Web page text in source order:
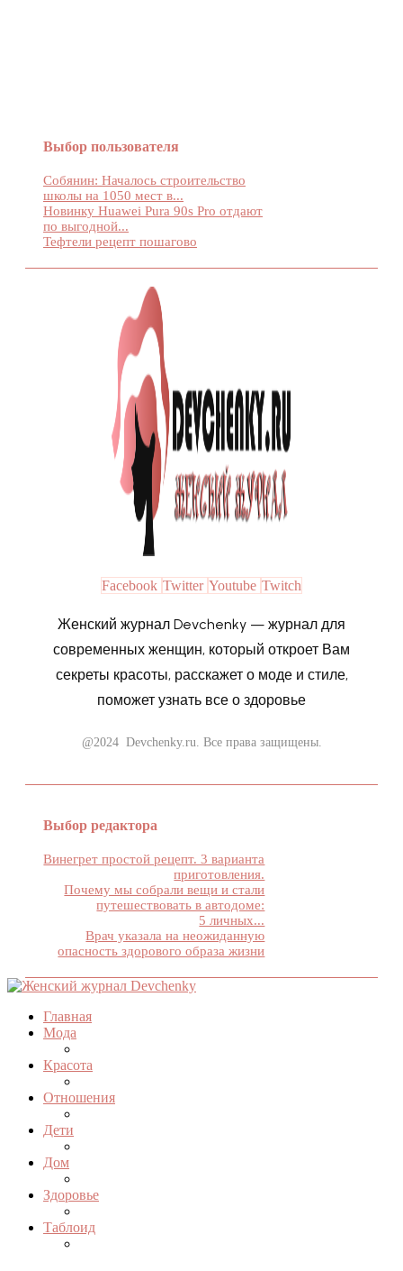
Выбор пользователя
Собянин: Началось строительство
школы на 1050 мест в...
Новинку Huawei Pura 90s Pro отдают
по выгодной...
Тефтели рецепт пошагово
Facebook Twitter Youtube Twitch
Женский журнал Devchenky — журнал для
современных женщин, который откроет Вам
секреты красоты, расскажет о моде и стиле,
поможет узнать все о здоровье
@2024 Devchenky.ru. Все права защищены.
Выбор редактора
Винегрет простой рецепт. 3 варианта
приготовления.
Почему мы собрали вещи и стали
путешествовать в автодоме:
5 личных...
Врач указала на неожиданную
опасность здорового образа жизни
Главная
Мода
Красота
Отношения
Дети
Дом
Здоровье
Таблоид